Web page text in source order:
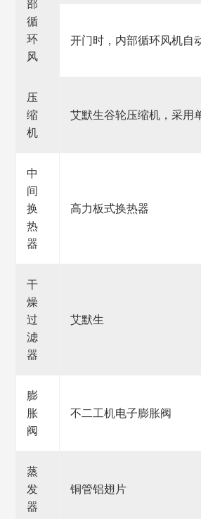
部
循
环
风
开门时，内部循环风机自
压
缩
机
艾默生谷轮压缩机，采用
中
间
换
热
器
高力板式换热器
干
燥
过
滤
器
艾默生
膨
胀
阀
不二工机电子膨胀阀
蒸
发
器
铜管铝翅片